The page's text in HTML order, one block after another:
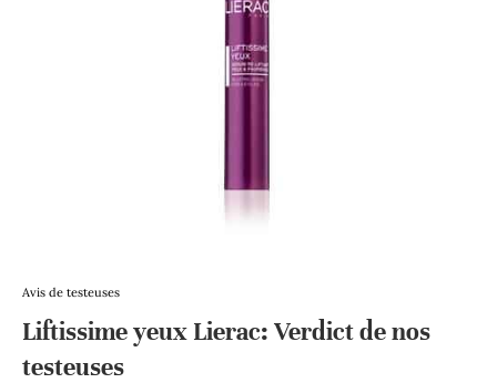
Avis de testeuses
Liftissime yeux Lierac: Verdict de nos
testeuses